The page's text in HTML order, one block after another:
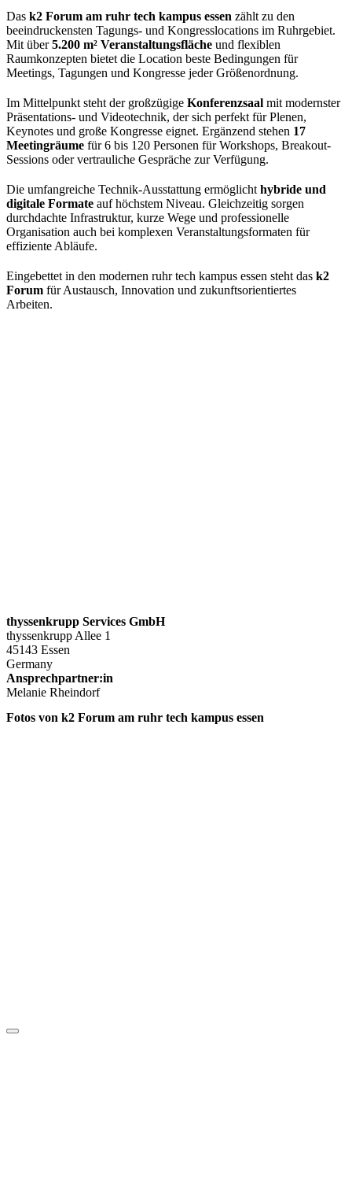
Das k2 Forum am ruhr tech kampus essen zählt zu den
beeindruckensten Tagungs- und Kongresslocations im Ruhrgebiet.
Mit über5.200 m² Veranstaltungsfläche und flexiblen
Raumkonzepten bietet die Location beste Bedingungen für
Meetings, Tagungen und Kongresse jeder Größenordnung.
Im Mittelpunkt steht der großzügige Konferenzsaal mit modernster
Präsentations- und Videotechnik, der sich perfekt für Plenen,
Keynotes und große Kongresse eignet. Ergänzend stehen 17
Meetingräume für 6 bis 120 Personen für Workshops, Breakout-
Sessions oder vertrauliche Gespräche zur Verfügung.
Die umfangreiche Technik-Ausstattung ermöglicht hybride und
digitale Formate auf höchstem Niveau. Gleichzeitig sorgen
durchdachte Infrastruktur, kurze Wege und professionelle
Organisation auch bei komplexen Veranstaltungsformaten für
effiziente Abläufe.
Eingebettet in den modernen ruhr tech kampus essen steht das k2
Forum für Austausch, Innovation und zukunftsorientiertes
Arbeiten.
thyssenkrupp Services GmbH
thyssenkrupp Allee 1
45143 Essen
Germany
Ansprechpartner:in
Melanie Rheindorf
Fotos von k2 Forum am ruhr tech kampus essen